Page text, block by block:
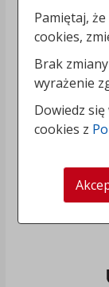
Pamiętaj,
cookies,
Brak
wyrażenie
Dowiedz
cookies z